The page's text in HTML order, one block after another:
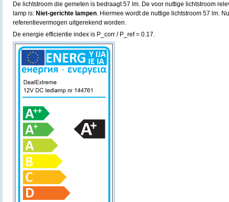
De lichtstroom die gemeten is bedraagt 57 lm. De voor nuttige lichtstroom
lamp is: Niet-gerichte lampen. Hiermee wordt de nuttige lichtstroom 57 lm.
referentievermogen uitgerekend worden.
De energie efficientie index is P_corr / P_ref = 0.17.